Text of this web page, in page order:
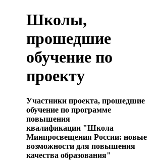
Школы,
прошедшие
обучение по
проекту
Участники проекта, прошедшие
обучение по программе
повышения
квалификации "Школа
Минпросвещения России: новые
возможности для повышения
качества образования"